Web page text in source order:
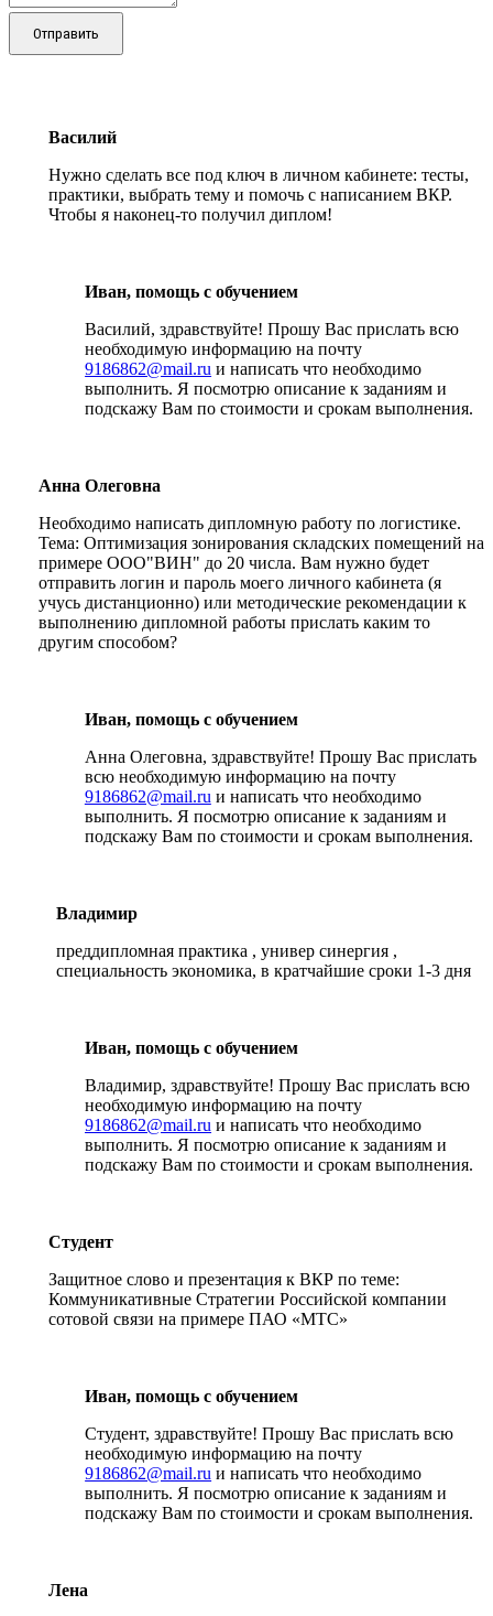
Отправить
Василий
Нужно сделать все под ключ в личном кабинете: тесты,
практики, выбрать тему и помочь с написанием ВКР.
Чтобы я наконец-то получил диплом!
Иван, помощь с обучением
Василий, здравствуйте! Прошу Вас прислать всю
необходимую информацию на почту
9186862@mail.ru и написать что необходимо
выполнить. Я посмотрю описание к заданиям и
подскажу Вам по стоимости и срокам выполнения.
Анна Олеговна
Необходимо написать дипломную работу по логистике.
Тема: Оптимизация зонирования складских помещений на
примере ООО"ВИН" до 20 числа. Вам нужно будет
отправить логин и пароль моего личного кабинета (я
учусь дистанционно) или методические рекомендации к
выполнению дипломной работы прислать каким то
другим способом?
Иван, помощь с обучением
Анна Олеговна, здравствуйте! Прошу Вас прислать
всю необходимую информацию на почту
9186862@mail.ru и написать что необходимо
выполнить. Я посмотрю описание к заданиям и
подскажу Вам по стоимости и срокам выполнения.
Владимир
преддипломная практика , универ синергия ,
специальность экономика, в кратчайшие сроки 1-3 дня
Иван, помощь с обучением
Владимир, здравствуйте! Прошу Вас прислать всю
необходимую информацию на почту
9186862@mail.ru и написать что необходимо
выполнить. Я посмотрю описание к заданиям и
подскажу Вам по стоимости и срокам выполнения.
Студент
Защитное слово и презентация к ВКР по теме:
Коммуникативные Стратегии Российской компании
сотовой связи на примере ПАО «МТС»
Иван, помощь с обучением
Студент, здравствуйте! Прошу Вас прислать всю
необходимую информацию на почту
9186862@mail.ru и написать что необходимо
выполнить. Я посмотрю описание к заданиям и
подскажу Вам по стоимости и срокам выполнения.
Лена